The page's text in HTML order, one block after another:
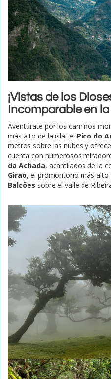
¡Vistas de los
Incomparable en
Aventúrate por los caminos
más alto de la isla, el Pico do
metros sobre las nubes y
cuenta con numerosos
da Achada, acantilados de la
Girao, el promontorio más alto
Balcões sobre el valle de